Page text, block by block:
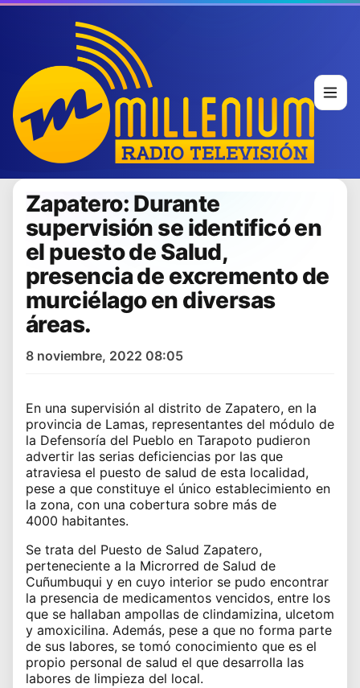
Zapatero: Durante
supervisión se identificó en
el puesto de Salud,
presencia de excremento de
murciélago en diversas
áreas.
8 noviembre, 2022 08:05
En una supervisión al distrito de Zapatero, en la
provincia de Lamas, representantes del módulo de
la Defensoría del Pueblo en Tarapoto pudieron
advertir las serias deficiencias por las que
atraviesa el puesto de salud de esta localidad,
pese a que constituye el único establecimiento en
la zona, con una cobertura sobre más de
4000 habitantes.
Se trata del Puesto de Salud Zapatero,
perteneciente a la Microrred de Salud de
Cuñumbuqui y en cuyo interior se pudo encontrar
la presencia de medicamentos vencidos, entre los
que se hallaban ampollas de clindamizina, ulcetom
y amoxicilina. Además, pese a que no forma parte
de sus labores, se tomó conocimiento que es el
propio personal de salud el que desarrolla las
labores de limpieza del local.